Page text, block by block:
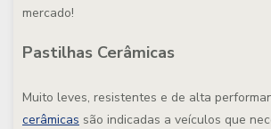
mercado!
Pastilhas Cerâmicas
Muito leves, resistentes e de alta
cerâmicas são indicadas a veículos que